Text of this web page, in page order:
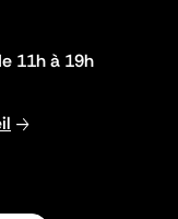
11h à 19h